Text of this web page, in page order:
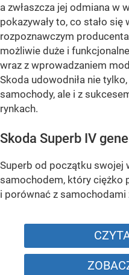
a zwłaszcza jej odmiana w
pokazywały to, co stało
rozpoznawczym
możliwie duże i
wraz z wprowadzaniem
Skoda udowodniła nie
samochody, ale i z
rynkach.
Skoda Superb IV
Superb od początku swojej
samochodem, który ciężko
i porównać z samochodami